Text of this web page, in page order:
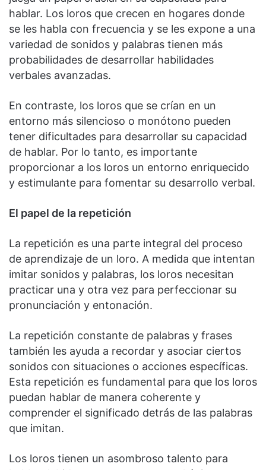
hablar. Los loros que crecen en hogares donde
se les habla con frecuencia y se les expone a una
variedad de sonidos y palabras tienen más
probabilidades de desarrollar habilidades
verbales avanzadas.
En contraste, los loros que se crían en un
entorno más silencioso o monótono pueden
tener dificultades para desarrollar su capacidad
de hablar. Por lo tanto, es importante
proporcionar a los loros un entorno enriquecido
y estimulante para fomentar su desarrollo verbal.
El papel de la repetición
La repetición es una parte integral del proceso
de aprendizaje de un loro. A medida que intentan
imitar sonidos y palabras, los loros necesitan
practicar una y otra vez para perfeccionar su
pronunciación y entonación.
La repetición constante de palabras y frases
también les ayuda a recordar y asociar ciertos
sonidos con situaciones o acciones específicas.
Esta repetición es fundamental para que los loros
puedan hablar de manera coherente y
comprender el significado detrás de las palabras
que imitan.
Los loros tienen un asombroso talento para